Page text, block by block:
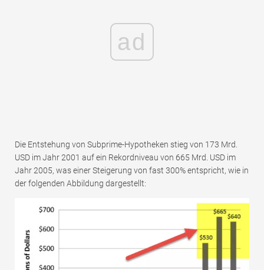
ad
Die Entstehung von Subprime-Hypotheken stieg von 173 Mrd.
USD im Jahr 2001 auf ein Rekordniveau von 665 Mrd. USD im
Jahr 2005, was einer Steigerung von fast 300% entspricht, wie in
der folgenden Abbildung dargestellt: